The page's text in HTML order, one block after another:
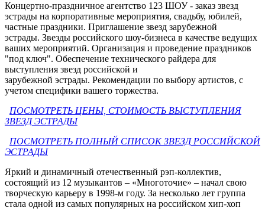
Концертно-праздничное агентство 123 ШОУ - заказ звезд
эстрады на корпоративные мероприятия, свадьбу, юбилей,
частные праздники. Приглашение звезд зарубежной
эстрады. Звезды российского шоу-бизнеса в качестве ведущих
ваших мероприятий. Организация и проведение праздников
"под ключ". Обеспечение технического райдера для
выступления звезд российской и
зарубежной эстрады. Рекомендации по выбору артистов, с
учетом специфики вашего торжества.
ПОСМОТРЕТЬ ЦЕНЫ, СТОИМОСТЬ ВЫСТУПЛЕНИЯ
ЗВЕЗД ЭСТРАДЫ
ПОСМОТРЕТЬ ПОЛНЫЙ СПИСОК ЗВЕЗД РОССИЙСКОЙ
ЭСТРАДЫ
Яркий и динамичный отечественный рэп-коллектив,
состоящий из 12 музыкантов – «Многоточие» – начал свою
творческую карьеру в 1998-м году. За несколько лет группа
стала одной из самых популярных на российском хип-хоп